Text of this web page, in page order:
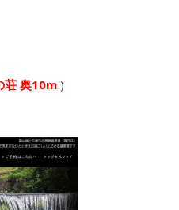
荘 奥10m )